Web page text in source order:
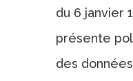
du 6 janvier
présente
des